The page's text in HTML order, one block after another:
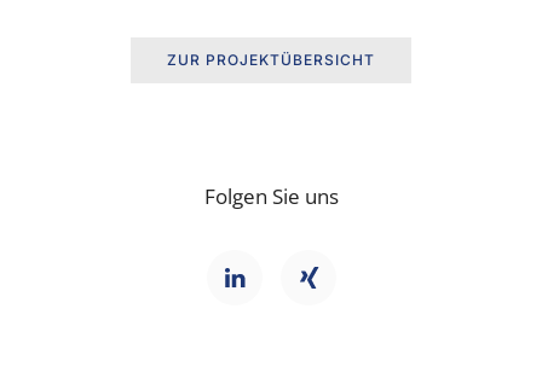
ZUR PROJEKTÜBERSICHT
Folgen Sie uns